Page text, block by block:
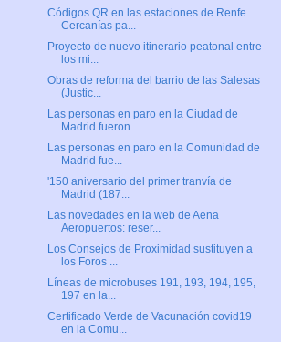
Códigos QR en las estaciones de Renfe
Cercanías pa...
Proyecto de nuevo itinerario peatonal entre
los mi...
Obras de reforma del barrio de las Salesas
(Justic...
Las personas en paro en la Ciudad de
Madrid fueron...
Las personas en paro en la Comunidad de
Madrid fue...
'150 aniversario del primer tranvía de
Madrid (187...
Las novedades en la web de Aena
Aeropuertos: reser...
Los Consejos de Proximidad sustituyen a
los Foros ...
Líneas de microbuses 191, 193, 194, 195,
197 en la...
Certificado Verde de Vacunación covid19
en la Comu...